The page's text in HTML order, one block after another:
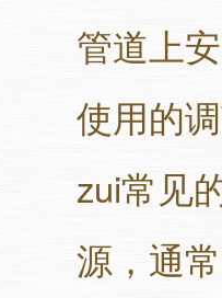
管道上
使用的
zui常见
源，通